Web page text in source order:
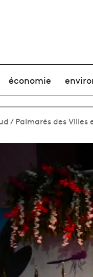
économie
/Palmarès des Villes